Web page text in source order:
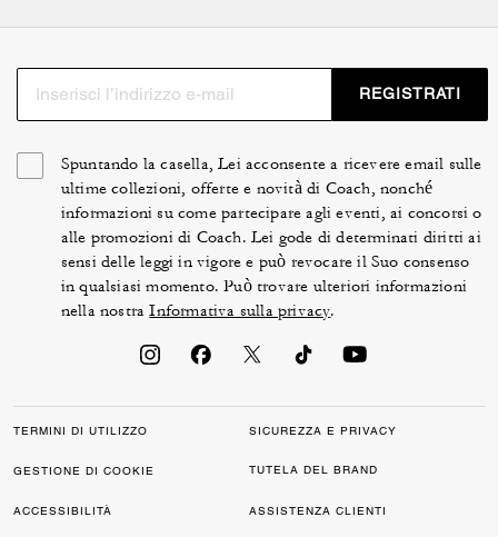
REGISTRATI
Spuntando la casella, Lei acconsente a ricevere email sulle
ultime collezioni, offerte e novità di Coach, nonché
informazioni su come partecipare agli eventi, ai concorsi o
alle promozioni di Coach. Lei gode di determinati diritti ai
sensi delle leggi in vigore e può revocare il Suo consenso
in qualsiasi momento. Può trovare ulteriori informazioni
nella nostraInformativa sulla privacy.
TERMINI DI UTILIZZO SICUREZZA E PRIVACY
GESTIONE DI COOKIE TUTELA DEL BRAND
ACCESSIBILITÀ ASSISTENZA CLIENTI